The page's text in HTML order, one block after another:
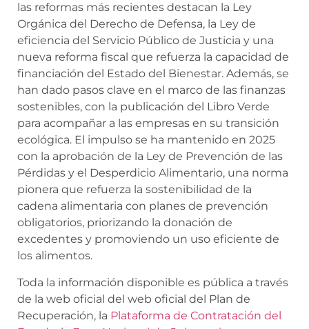
las reformas más recientes destacan la Ley
Orgánica del Derecho de Defensa, la Ley de
eficiencia del Servicio Público de Justicia y una
nueva reforma fiscal que refuerza la capacidad de
financiación del Estado del Bienestar. Además, se
han dado pasos clave en el marco de las finanzas
sostenibles, con la publicación del Libro Verde
para acompañar a las empresas en su transición
ecológica. El impulso se ha mantenido en 2025
con la aprobación de la Ley de Prevención de las
Pérdidas y el Desperdicio Alimentario, una norma
pionera que refuerza la sostenibilidad de la
cadena alimentaria con planes de prevención
obligatorios, priorizando la donación de
excedentes y promoviendo un uso eficiente de
los alimentos.
Toda la información disponible es pública a través
de la web oficial del web oficial del Plan de
Recuperación, la Plataforma de Contratación del